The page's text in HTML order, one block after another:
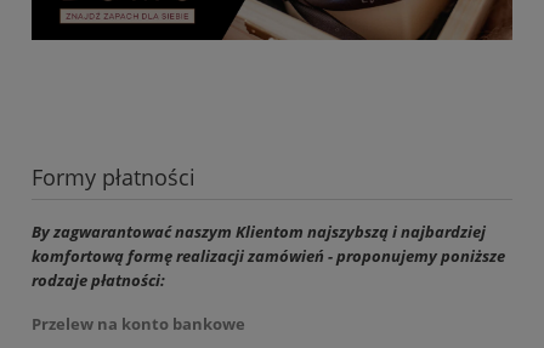
Formy płatności
By zagwarantować naszym Klientom najszybszą i najbardziej
komfortową formę realizacji zamówień - proponujemy poniższe
rodzaje płatności:
Przelew na konto bankowe